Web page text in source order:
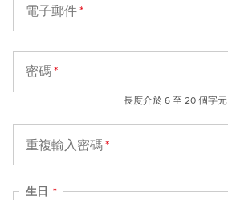
電子郵件
密碼
長度介於 6 至 20 個字元
重複輸入密碼
生日